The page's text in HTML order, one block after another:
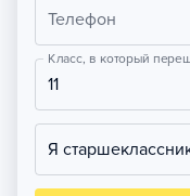
Телефон
Класс, в который
11
Я